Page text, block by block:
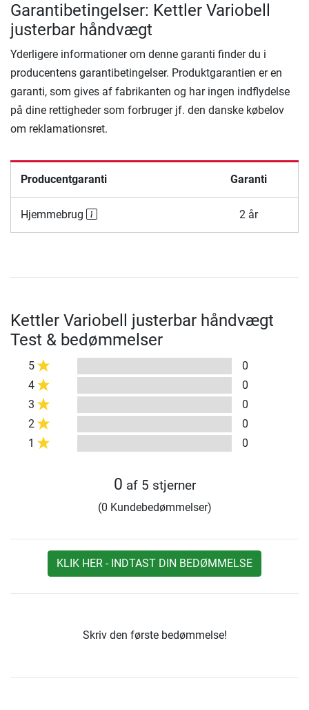
Garantibetingelser: Kettler Variobell
justerbar håndvægt
Yderligere informationer om denne garanti finder du i
producentens garantibetingelser. Produktgarantien er en
garanti, som gives af fabrikanten og har ingen indflydelse
på dine rettigheder som forbruger jf. den danske købelov
om reklamationsret.
Producentgaranti Garanti
Hjemmebrug 2 år
Kettler Variobell justerbar håndvægt
Test & bedømmelser
5
0
4
0
3
0
2
0
1
0
0 af 5 stjerner
(0 Kundebedømmelser)
KLIK HER - INDTAST DIN BEDØMMELSE
Skriv den første bedømmelse!